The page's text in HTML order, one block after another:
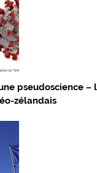
pseudoscience –
zélandais